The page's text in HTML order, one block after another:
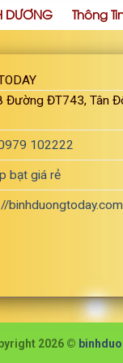
DƯƠNG Thông
ĐT743, Tân
102222
bạt giá rẻ
binhduongtoday.com
2026 ©